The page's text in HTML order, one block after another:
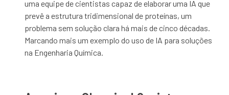
uma equipe de cientistas capaz de elaborar uma IA que
prevê a estrutura tridimensional de proteínas, um
problema sem solução clara há mais de cinco décadas.
Marcando mais um exemplo do uso de IA para soluções
na Engenharia Química.